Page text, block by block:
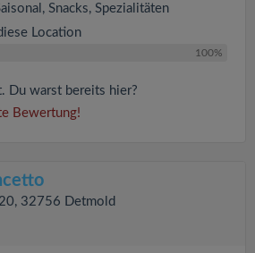
Snacks, Spezialitäten
Location
100%
Du warst bereits hier?
Bewertung!
32756 Detmold